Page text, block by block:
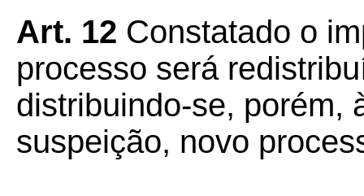
Art. 12 Constatado o
processo será
distribuindo-se, porém,
suspeição, novo